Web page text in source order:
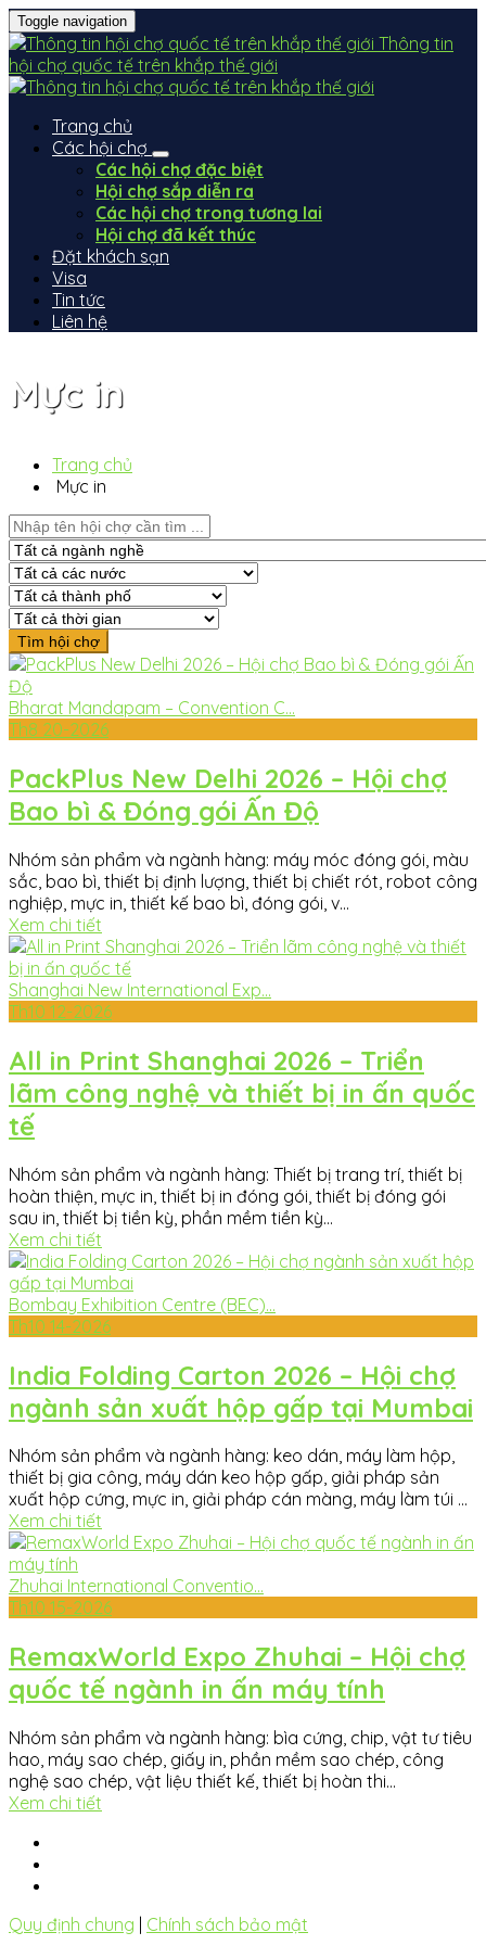
Toggle navigation
Thông tin
hội chợ quốc tế trên khắp thế giới
Trang chủ
Các hội chợ
Các hội chợ đặc biệt
Hội chợ sắp diễn ra
Các hội chợ trong tương lai
Hội chợ đã kết thúc
Đặt khách sạn
Visa
Tin tức
Liên hệ
Mực in
Trang chủ
Mực in
Bharat Mandapam – Convention C...
Th8 20-2026
PackPlus New Delhi 2026 – Hội chợ
Bao bì & Đóng gói Ấn Độ
Nhóm sản phẩm và ngành hàng: máy móc đóng gói, màu
sắc, bao bì, thiết bị định lượng, thiết bị chiết rót, robot công
nghiệp, mực in, thiết kế bao bì, đóng gói, v...
Xem chi tiết
Shanghai New International Exp...
Th10 12-2026
All in Print Shanghai 2026 – Triển
lãm công nghệ và thiết bị in ấn quốc
tế
Nhóm sản phẩm và ngành hàng: Thiết bị trang trí, thiết bị
hoàn thiện, mực in, thiết bị in đóng gói, thiết bị đóng gói
sau in, thiết bị tiền kỳ, phần mềm tiền kỳ...
Xem chi tiết
Bombay Exhibition Centre (BEC)...
Th10 14-2026
India Folding Carton 2026 – Hội chợ
ngành sản xuất hộp gấp tại Mumbai
Nhóm sản phẩm và ngành hàng: keo dán, máy làm hộp,
thiết bị gia công, máy dán keo hộp gấp, giải pháp sản
xuất hộp cứng, mực in, giải pháp cán màng, máy làm túi ...
Xem chi tiết
Zhuhai International Conventio...
Th10 15-2026
RemaxWorld Expo Zhuhai – Hội chợ
quốc tế ngành in ấn máy tính
Nhóm sản phẩm và ngành hàng: bìa cứng, chip, vật tư tiêu
hao, máy sao chép, giấy in, phần mềm sao chép, công
nghệ sao chép, vật liệu thiết kế, thiết bị hoàn thi...
Xem chi tiết
Quy định chung Chính sách bảo mật